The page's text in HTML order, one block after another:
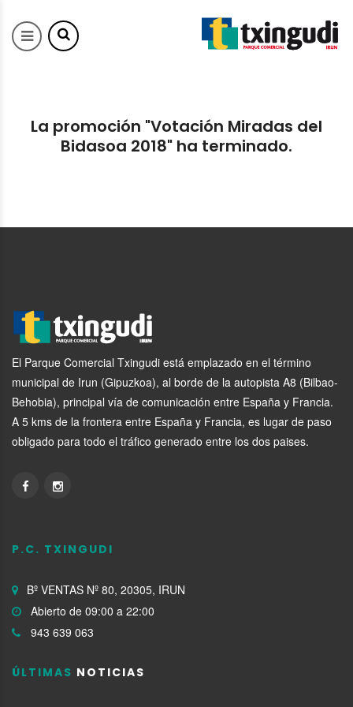
La promoción "Votación Miradas del
Bidasoa 2018" ha terminado.
El Parque Comercial Txingudi está emplazado en el término
municipal de Irun (Gipuzkoa), al borde de la autopista A8 (Bilbao-
Behobia), principal vía de comunicación entre España y Francia.
A 5 kms de la frontera entre España y Francia, es lugar de paso
obligado para todo el tráfico generado entre los dos paises.
P.C. TXINGUDI
Bº VENTAS Nº 80, 20305, IRUN
Abierto de 09:00 a 22:00
943 639 063
ÚLTIMAS NOTICIAS